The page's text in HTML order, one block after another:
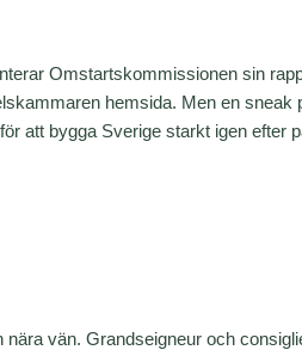
Omstartskommissionen sin
hemsida. Men en
att bygga Sverige starkt igen efter
nära vän. Grandseigneur och